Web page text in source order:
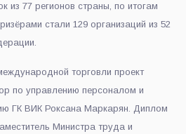
из 77 регионов страны, по итогам
стали 129 организаций из 52
торговли проект
по управлению персоналом и
ГК ВИК Роксана Маркарян. Диплом
Министра труда и